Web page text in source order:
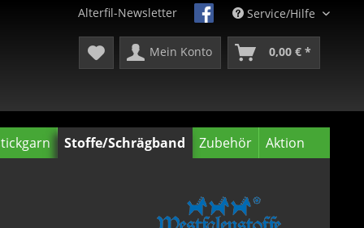
Service/Hilfe
Alterfil-Newsletter
Mein Konto 0,00 € *
Stoffe/Schrägband Zubehör Aktion